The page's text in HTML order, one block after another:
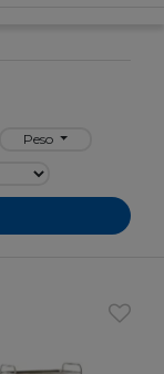
Peso